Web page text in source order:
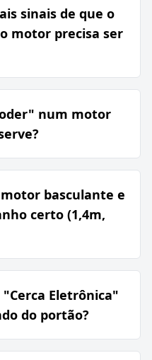
sinais de que o
motor precisa ser
num motor
basculante e
certo (1,4m,
Eletrônica"
do portão?